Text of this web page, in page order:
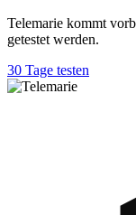
Telemarie kommt
getestet werden.
30 Tage testen